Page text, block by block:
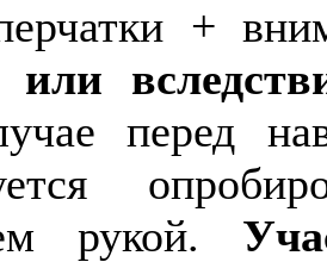
+
или
перед
рукой.